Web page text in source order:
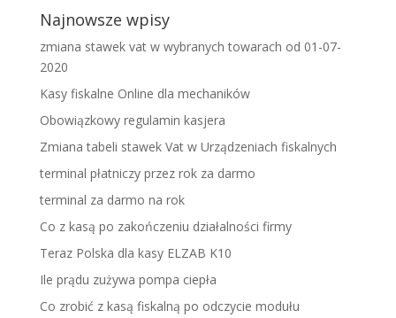
Najnowsze wpisy
zmiana stawek vat w wybranych towarach od 01-07-
2020
Kasy fiskalne Online dla mechaników
Obowiązkowy regulamin kasjera
Zmiana tabeli stawek Vat w Urządzeniach fiskalnych
terminal płatniczy przez rok za darmo
terminal za darmo na rok
Co z kasą po zakończeniu działalności firmy
Teraz Polska dla kasy ELZAB K10
Ile prądu zużywa pompa ciepła
Co zrobić z kasą fiskalną po odczycie modułu